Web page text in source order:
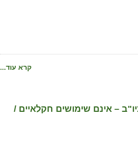
קרא עוד...
– אינם שימושים חקלאיים /